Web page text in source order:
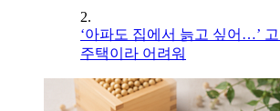
2.
‘아파도 집에서 늙고 싶어…’
주택이라 어려워